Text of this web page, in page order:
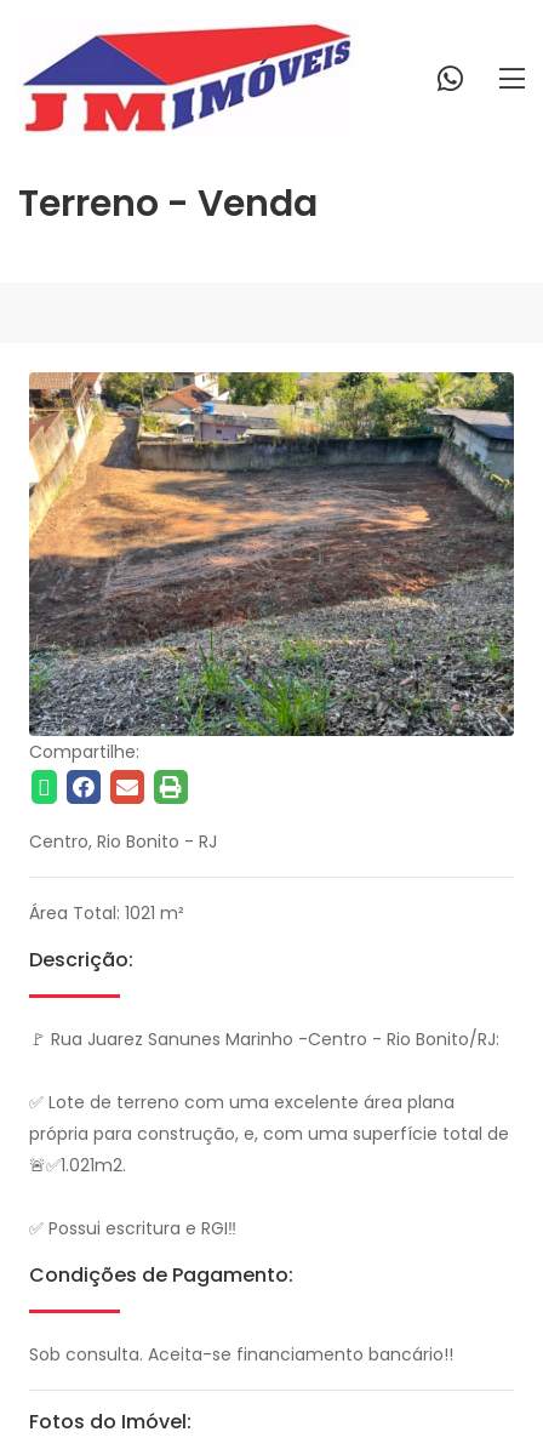
Terreno - Venda
Compartilhe:
Centro, Rio Bonito - RJ
Área Total: 1021 m²
Descrição:
🚩 Rua Juarez Sanunes Marinho -Centro - Rio Bonito/RJ:
✅ Lote de terreno com uma excelente área plana
própria para construção, e, com uma superfície total de
🚨✅1.021m2.
✅ Possui escritura e RGI‼️
Condições de Pagamento:
Sob consulta. Aceita-se financiamento bancário!!
Fotos do Imóvel: